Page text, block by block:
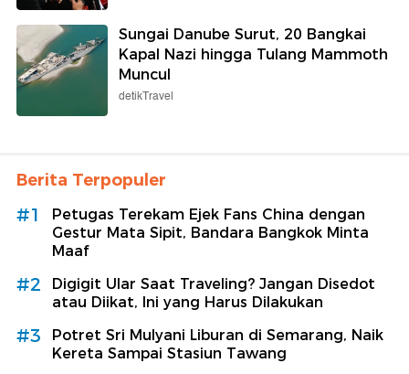
Sungai Danube Surut, 20 Bangkai
Kapal Nazi hingga Tulang Mammoth
Muncul
detikTravel
Berita Terpopuler
#1
Petugas Terekam Ejek Fans China dengan
Gestur Mata Sipit, Bandara Bangkok Minta
Maaf
#2
Digigit Ular Saat Traveling? Jangan Disedot
atau Diikat, Ini yang Harus Dilakukan
#3
Potret Sri Mulyani Liburan di Semarang, Naik
Kereta Sampai Stasiun Tawang